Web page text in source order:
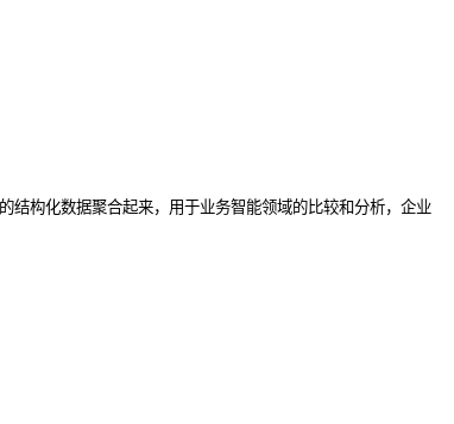
结构化数据聚合起来，用于业务智能领域的比较和分析，企业